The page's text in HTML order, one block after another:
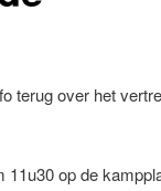
terug over het
op de